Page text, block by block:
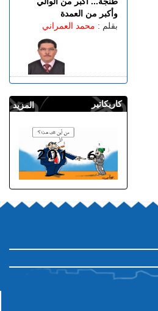
وأكبر من العمدة
بقلم : محمد العمراني
المزيد كاريكاتير